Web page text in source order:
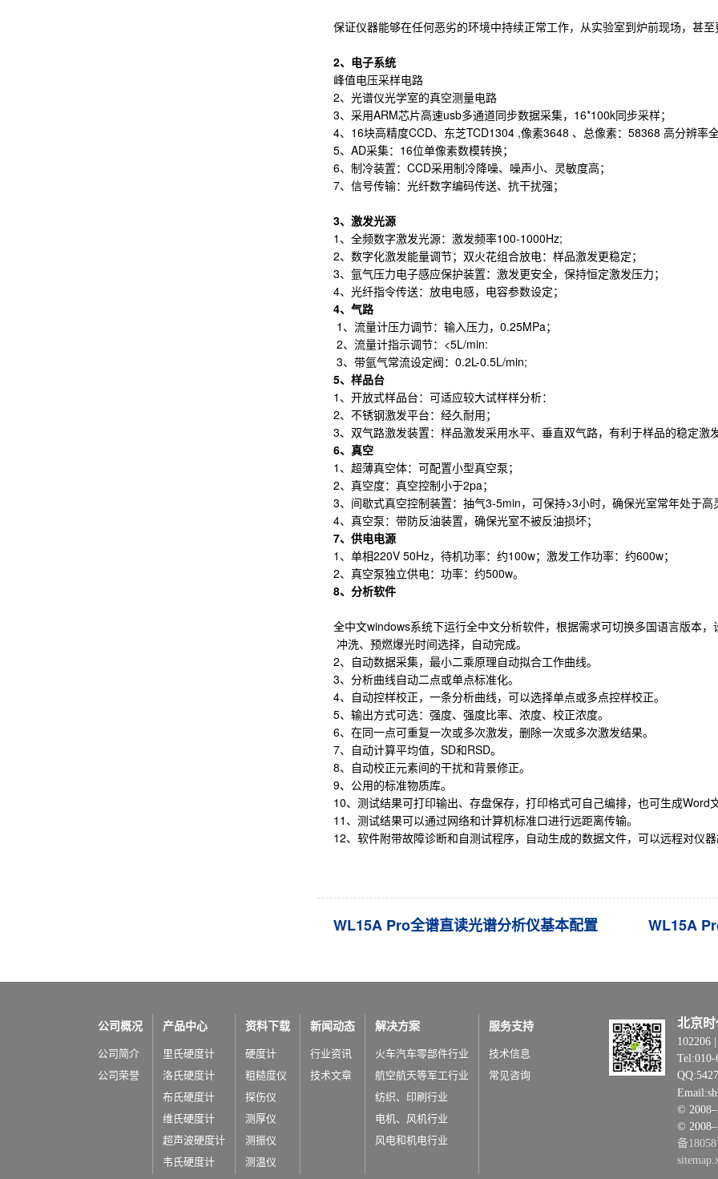
保证仪器能够在任何恶劣的环境中持续正常工作，从实验室到炉前现场，甚至
2、电子系统
峰值电压采样电路
2、光谱仪光学室的真空测量电路
3、采用ARM芯片高速usb多通道同步数据采集，16*100k同步采样；
4、16块高精度CCD、东芝TCD1304 ,像素3648 、总像素：58368 高分辨率
5、AD采集：16位单像素数模转换；
6、制冷装置：CCD采用制冷降噪、噪声小、灵敏度高；
7、信号传输：光纤数字编码传送、抗干扰强；
3、激发光源
1、全频数字激发光源：激发频率100-1000Hz;
2、数字化激发能量调节；双火花组合放电：样品激发更稳定；
3、氩气压力电子感应保护装置：激发更安全，保持恒定激发压力；
4、光纤指令传送：放电电感，电容参数设定；
4、气路
1、流量计压力调节：输入压力，0.25MPa；
2、流量计指示调节：<5L/min:
3、带氩气常流设定阀：0.2L-0.5L/min;
5、样品台
1、开放式样品台：可适应较大试样样分析：
2、不锈钢激发平台：经久耐用；
3、双气路激发装置：样品激发采用水平、垂直双气路，有利于样品的稳定激发
6、真空
1、超薄真空体：可配置小型真空泵；
2、真空度：真空控制小于2pa；
3、间歇式真空控制装置：抽气3-5min，可保持>3小时，确保光室常年处于高
4、真空泵：带防反油装置，确保光室不被反油损坏；
7、供电电源
1、单相220V 50Hz，待机功率：约100w；激发工作功率：约600w；
2、真空泵独立供电：功率：约500w。
8、分析软件
全中文windows系统下运行全中文分析软件，根据需求可切换多国语言版本，
冲洗、预燃爆光时间选择，自动完成。
2、自动数据采集，最小二乘原理自动拟合工作曲线。
3、分析曲线自动二点或单点标准化。
4、自动控样校正，一条分析曲线，可以选择单点或多点控样校正。
5、输出方式可选：强度、强度比率、浓度、校正浓度。
6、在同一点可重复一次或多次激发，删除一次或多次激发结果。
7、自动计算平均值，SD和RSD。
8、自动校正元素间的干扰和背景修正。
9、公用的标准物质库。
10、测试结果可打印输出、存盘保存，打印格式可自己编排，也可生成Word
11、测试结果可以通过网络和计算机标准口进行远距离传输。
12、软件附带故障诊断和自测试程序，自动生成的数据文件，可以远程对仪器
WL15A Pro全谱直读光谱分析仪基本配置 WL15A
公司概况
公司简介
公司荣誉
产品中心
里氏硬度计
洛氏硬度计
布氏硬度计
维氏硬度计
超声波硬度计
韦氏硬度计
资料下载
硬度计
粗糙度仪
探伤仪
测厚仪
测振仪
测温仪
新闻动态
行业资讯
技术文章
解决方案
火车汽车零部件行业
航空航天等军工行业
纺织、印刷行业
电机、风机行业
风电和机电行业
服务支持
技术信息
常见咨询
北京时
102206
Tel:010-
©
©
备